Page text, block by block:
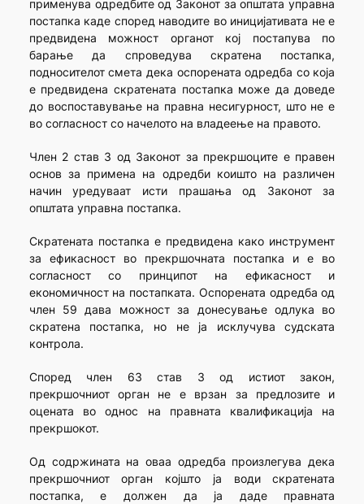
применува одредбите од Законот за општата управна
постапка каде според наводите во иницијативата не е
предвидена можност органот кој постапува по
барање да спроведува скратена постапка,
подносителот смета дека оспорената одредба со која
е предвидена скратената постапка може да доведе
до воспоставување на правна несигурност, што не е
во согласност со начелото на владеење на правото.
Член 2 став 3 од Законот за прекршоците е правен
основ за примена на одредби коишто на различен
начин уредуваат исти прашања од Законот за
општата управна постапка.
Скратената постапка е предвидена како инструмент
за ефикасност во прекршочната постапка и е во
согласност со принципот на ефикасност и
економичност на постапката. Оспорената одредба од
член 59 дава можност за донесување одлука во
скратена постапка, но не ја исклучува судската
контрола.
Според член 63 став 3 од истиот закон,
прекршочниот орган не е врзан за предлозите и
оцената во однос на правната квалификација на
прекршокот.
Од содржината на оваа одредба произлегува дека
прекршочниот орган којшто ја води скратената
постапка, е должен да ја даде правната